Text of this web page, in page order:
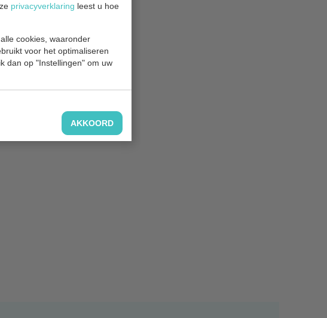
privacyverklaring leest u hoe
cookies, waaronder
voor het optimaliseren
dan op "Instellingen" om uw
AKKOORD